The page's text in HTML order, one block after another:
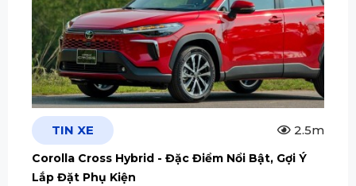
TIN XE 2.5m
Corolla Cross Hybrid - Đặc Điểm Nổi Bật, Gợi Ý
Lắp Đặt Phụ Kiện